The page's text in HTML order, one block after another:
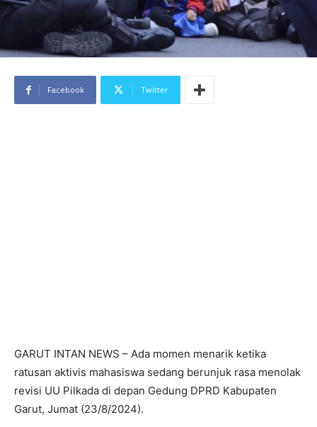
Facebook Twitter
GARUT INTAN NEWS – Ada momen menarik ketika
ratusan aktivis mahasiswa sedang berunjuk rasa menolak
revisi UU Pilkada di depan Gedung DPRD Kabupaten
Garut, Jumat (23/8/2024).